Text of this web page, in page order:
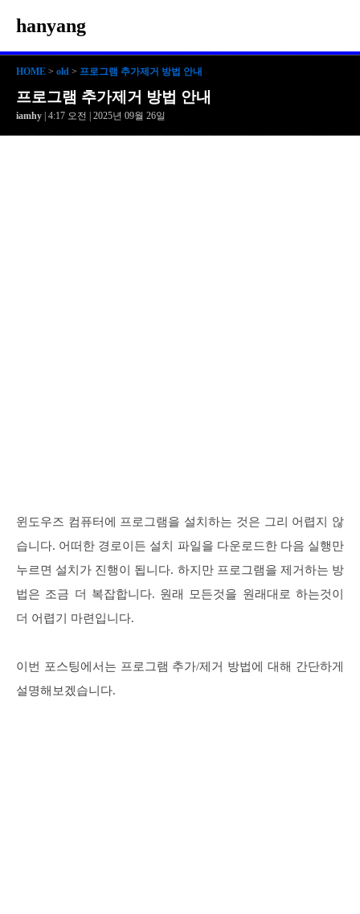
hanyang
HOME > old > 프로그램 추가제거 방법 안내
프로그램 추가제거 방법 안내
iamhy | 4:17 오전 | 2025년 09월 26일
윈도우즈 컴퓨터에 프로그램을 설치하는 것은 그리 어렵지 않
습니다. 어떠한 경로이든 설치 파일을 다운로드한 다음 실행만
누르면 설치가 진행이 됩니다. 하지만 프로그램을 제거하는 방
법은 조금 더 복잡합니다. 원래 모든것을 원래대로 하는것이
더 어렵기 마련입니다.
이번 포스팅에서는 프로그램 추가/제거 방법에 대해 간단하게
설명해보겠습니다.